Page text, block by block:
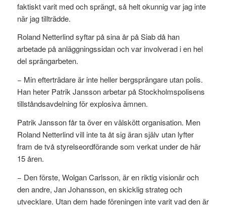
faktiskt varit med och sprängt, så helt okunnig var jag inte
när jag tillträdde.
Roland Netterlind syftar på sina år på Siab då han
arbetade på anläggningssidan och var involverad i en hel
del sprängarbeten.
− Min efterträdare är inte heller bergsprängare utan polis.
Han heter Patrik Jansson arbetar på Stockholmspolisens
tillståndsavdelning för explosiva ämnen.
Patrik Jansson får ta över en välskött organisation. Men
Roland Netterlind vill inte ta åt sig äran själv utan lyfter
fram de två styrelseordförande som verkat under de här
15 åren.
− Den förste, Wolgan Carlsson, är en riktig visionär och
den andre, Jan Johansson, en skicklig strateg och
utvecklare. Utan dem hade föreningen inte varit vad den är